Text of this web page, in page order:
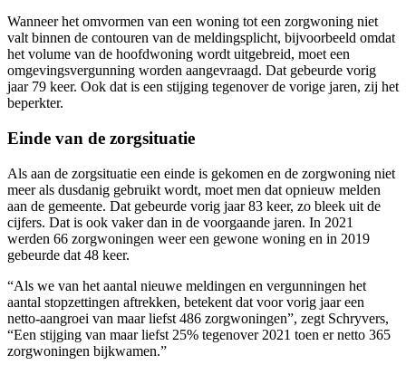
Wanneer het omvormen van een woning tot een zorgwoning niet
valt binnen de contouren van de meldingsplicht, bijvoorbeeld omdat
het volume van de hoofdwoning wordt uitgebreid, moet een
omgevingsvergunning worden aangevraagd. Dat gebeurde vorig
jaar 79 keer. Ook dat is een stijging tegenover de vorige jaren, zij het
beperkter.
Einde van de zorgsituatie
Als aan de zorgsituatie een einde is gekomen en de zorgwoning niet
meer als dusdanig gebruikt wordt, moet men dat opnieuw melden
aan de gemeente. Dat gebeurde vorig jaar 83 keer, zo bleek uit de
cijfers. Dat is ook vaker dan in de voorgaande jaren. In 2021
werden 66 zorgwoningen weer een gewone woning en in 2019
gebeurde dat 48 keer.
“Als we van het aantal nieuwe meldingen en vergunningen het
aantal stopzettingen aftrekken, betekent dat voor vorig jaar een
netto-aangroei van maar liefst 486 zorgwoningen”, zegt Schryvers,
“Een stijging van maar liefst 25% tegenover 2021 toen er netto 365
zorgwoningen bijkwamen.”